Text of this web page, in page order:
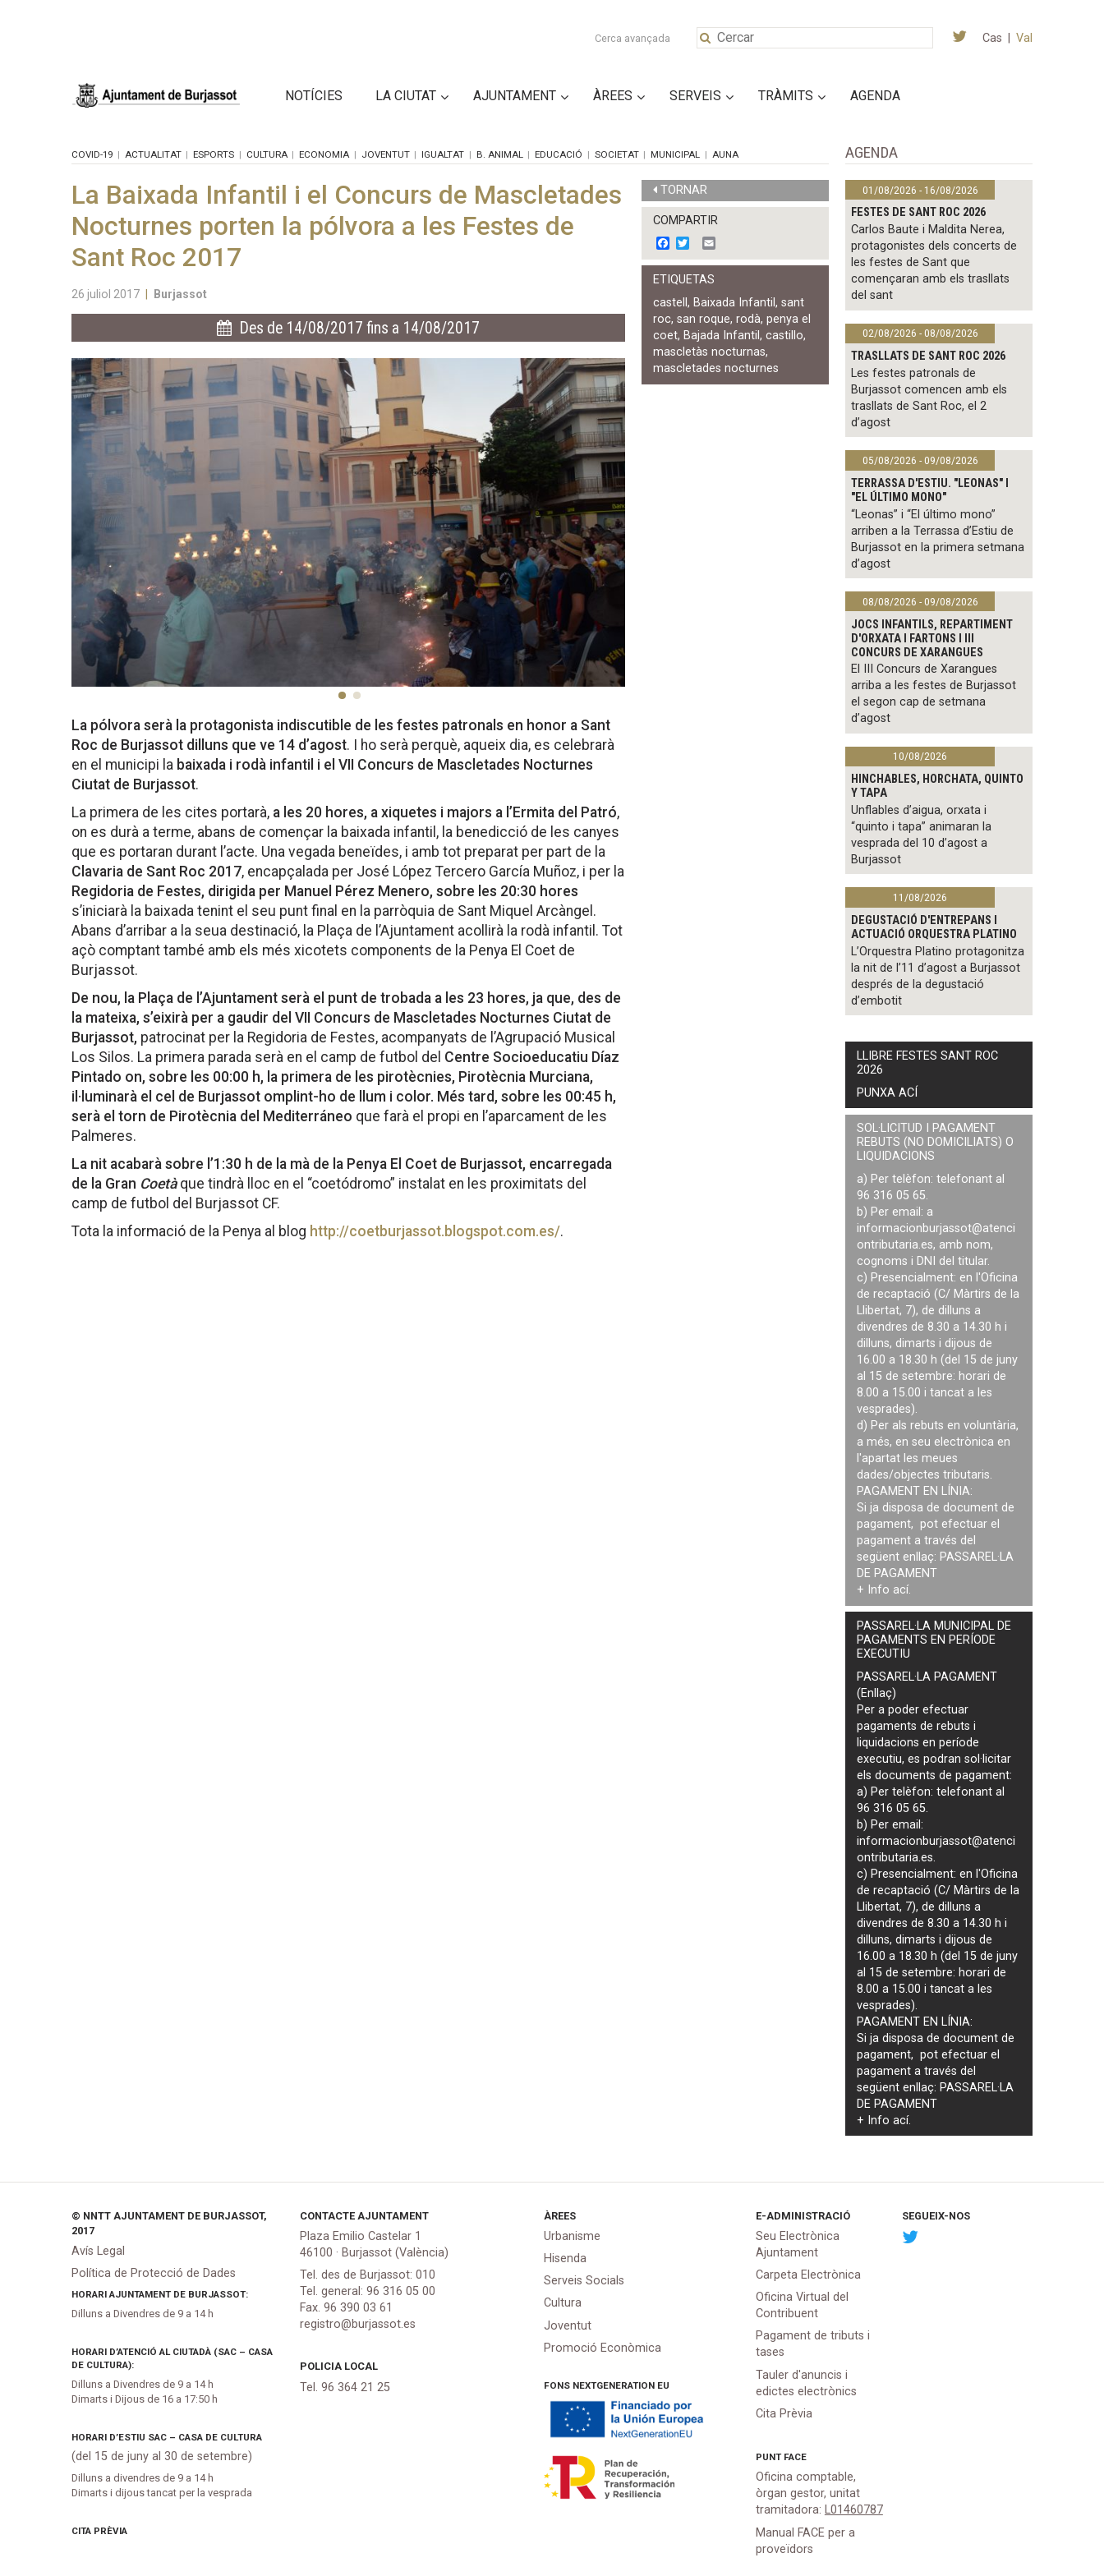
Cerca avançada Cas Val
NOTÍCIES LA CIUTAT AJUNTAMENT ÀREES SERVEIS TRÀMITS AGENDA
COVID-19 ACTUALITAT ESPORTS CULTURA ECONOMIA JOVENTUT IGUALTAT B. ANIMAL EDUCACIÓ SOCIETAT MUNICIPAL AUNA
La Baixada Infantil i el Concurs de Mascletades
Nocturnes porten la pólvora a les Festes de
Sant Roc 2017
26 juliol 2017 Burjassot
Des de 14/08/2017 fins a 14/08/2017
La pólvora serà la protagonista indiscutible de les festes patronals en honor a Sant
Roc de Burjassot dilluns que ve 14 d’agost. I ho serà perquè, aqueix dia, es celebrarà
en el municipi la baixada i rodà infantil i el VII Concurs de Mascletades Nocturnes
Ciutat de Burjassot.
La primera de les cites portarà, a les 20 hores, a xiquetes i majors a l’Ermita del Patró,
on es durà a terme, abans de començar la baixada infantil, la benedicció de les canyes
que es portaran durant l’acte. Una vegada beneïdes, i amb tot preparat per part de la
Clavaria de Sant Roc 2017, encapçalada per José López Tercero García Muñoz, i per la
Regidoria de Festes, dirigida per Manuel Pérez Menero, sobre les 20:30 hores
s’iniciarà la baixada tenint el seu punt final en la parròquia de Sant Miquel Arcàngel.
Abans d’arribar a la seua destinació, la Plaça de l’Ajuntament acollirà la rodà infantil. Tot
açò comptant també amb els més xicotets components de la Penya El Coet de
Burjassot.
De nou, la Plaça de l’Ajuntament serà el punt de trobada a les 23 hores, ja que, des de
la mateixa, s’eixirà per a gaudir del VII Concurs de Mascletades Nocturnes Ciutat de
Burjassot, patrocinat per la Regidoria de Festes, acompanyats de l’Agrupació Musical
Los Silos. La primera parada serà en el camp de futbol del Centre Socioeducatiu Díaz
Pintado on, sobre les 00:00 h, la primera de les pirotècnies, Pirotècnia Murciana,
il·luminarà el cel de Burjassot omplint-ho de llum i color. Més tard, sobre les 00:45 h,
serà el torn de Pirotècnia del Mediterráneo que farà el propi en l’aparcament de les
Palmeres.
La nit acabarà sobre l’1:30 h de la mà de la Penya El Coet de Burjassot, encarregada
de la Gran Coetàque tindrà lloc en el “coetódromo” instalat en les proximitats del
camp de futbol del Burjassot CF.
Tota la informació de la Penya al blog http://coetburjassot.blogspot.com.es/.
TORNAR
COMPARTIR
F
a
c
e
b
o
o
k
w
i
t
t
e
r
m
a
ETIQUETAS
castell, Baixada Infantil,sant
roc,san roque,rodà,penya el
coet, Bajada Infantil,castillo,
mascletàs nocturnas,
mascletades nocturnes
AGENDA
01/08/2026 - 16/08/2026
FESTES DE SANT ROC 2026
Carlos Baute i Maldita Nerea,
protagonistes dels concerts de
les festes de Sant que
començaran amb els trasllats
del sant
02/08/2026 - 08/08/2026
TRASLLATS DE SANT ROC 2026
Les festes patronals de
Burjassot comencen amb els
trasllats de Sant Roc, el 2
d’agost
05/08/2026 - 09/08/2026
TERRASSA D'ESTIU. "LEONAS" I
"EL ÚLTIMO MONO"
“Leonas” i “El último mono”
arriben a la Terrassa d’Estiu de
Burjassot en la primera setmana
d’agost
08/08/2026 - 09/08/2026
JOCS INFANTILS, REPARTIMENT
D'ORXATA I FARTONS I III
CONCURS DE XARANGUES
El III Concurs de Xarangues
arriba a les festes de Burjassot
el segon cap de setmana
d’agost
10/08/2026
HINCHABLES, HORCHATA, QUINTO
Y TAPA
Unflables d’aigua, orxata i
“quinto i tapa” animaran la
vesprada del 10 d’agost a
Burjassot
11/08/2026
DEGUSTACIÓ D'ENTREPANS I
ACTUACIÓ ORQUESTRA PLATINO
L’Orquestra Platino protagonitza
la nit de l’11 d’agost a Burjassot
després de la degustació
d’embotit
LLIBRE FESTES SANT ROC
2026
PUNXA ACÍ
SOL·LICITUD I PAGAMENT
REBUTS (NO DOMICILIATS) O
LIQUIDACIONS
a) Per telèfon: telefonant al
96 316 05 65.
b) Per email: a
informacionburjassot@atenci
ontributaria.es, amb nom,
cognoms i DNI del titular.
c) Presencialment: en l'Oficina
de recaptació (C/ Màrtirs de la
Llibertat, 7), de dilluns a
divendres de 8.30 a 14.30 h i
dilluns, dimarts i dijous de
16.00 a 18.30 h (del 15 de juny
al 15 de setembre: horari de
8.00 a 15.00 i tancat a les
vesprades).
d) Per als rebuts en voluntària,
a més, en seu electrònica en
l'apartat les meues
dades/objectes tributaris.
PAGAMENT EN LÍNIA:
Si ja disposa de document de
pagament, pot efectuar el
pagament a través del
següent enllaç: PASSAREL·LA
DE PAGAMENT
+ Info ací.
PASSAREL·LA MUNICIPAL DE
PAGAMENTS EN PERÍODE
EXECUTIU
PASSAREL·LA PAGAMENT
(Enllaç)
Per a poder efectuar
pagaments derebuts i
liquidacions en període
executiu, es podransol·licitar
els documents de pagament:
a) Per telèfon: telefonant al
96 316 05 65.
b) Per email:
informacionburjassot@atenci
ontributaria.es.
c) Presencialment: en l'Oficina
de recaptació (C/ Màrtirs de la
Llibertat, 7), de dilluns a
divendres de 8.30 a 14.30 h i
dilluns, dimarts i dijous de
16.00 a 18.30 h (del 15 de juny
al 15 de setembre: horari de
8.00 a 15.00 i tancat a les
vesprades).
PAGAMENT EN LÍNIA:
Si ja disposa de document de
pagament, pot efectuar el
pagament a través del
següent enllaç: PASSAREL·LA
DE PAGAMENT
+ Infoací.
© NNTT AJUNTAMENT DE BURJASSOT,
2017
Avís Legal
Política de Protecció de Dades
HORARI AJUNTAMENT DE BURJASSOT:
Dilluns a Divendres de 9 a 14 h
HORARI D’ATENCIÓ AL CIUTADÀ (SAC – CASA
DE CULTURA):
Dilluns a Divendres de 9 a 14 h
Dimarts i Dijous de 16 a 17:50 h
HORARI D’ESTIU SAC – CASA DE CULTURA
(del 15 de juny al 30 de setembre)
Dilluns a divendres de 9 a 14 h
Dimarts i dijous tancat per la vesprada
CITA PRÈVIA
CONTACTE AJUNTAMENT
Plaza Emilio Castelar 1
46100 · Burjassot (València)
Tel. des de Burjassot: 010
Tel. general: 96 316 05 00
Fax. 96 390 03 61
registro@burjassot.es
POLICIA LOCAL
Tel. 96 364 21 25
ÀREES
Urbanisme
Hisenda
Serveis Socials
Cultura
Joventut
Promoció Econòmica
FONS NEXTGENERATION EU
E-ADMINISTRACIÓ
Seu Electrònica
Ajuntament
Carpeta Electrònica
Oficina Virtual del
Contribuent
Pagament de tributs i
tases
Tauler d'anuncis i
edictes electrònics
Cita Prèvia
PUNT FACE
Oficina comptable,
òrgan gestor, unitat
tramitadora: L01460787
Manual FACE per a
proveïdors
SEGUEIX-NOS